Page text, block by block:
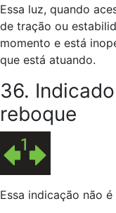
Essa luz, quando
de tração ou
momento e está
que está atuando.
36.
reboque
Essa indicação não